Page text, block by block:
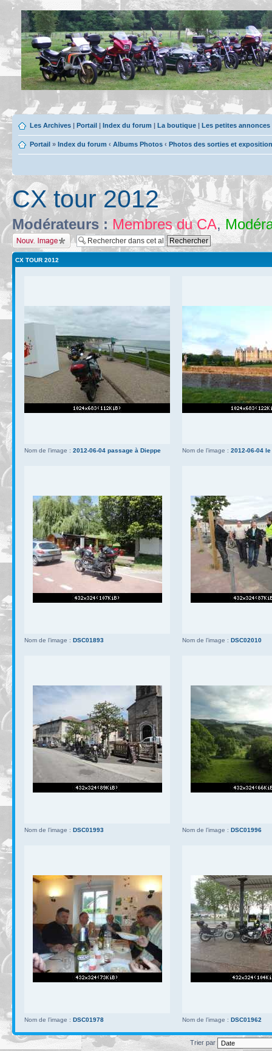
Les Archives | Portail | Index du forum | La boutique | Les petites
Portail » Index du forum ‹ Albums Photos ‹ Photos des sorties et
CX tour 2012
Modérateurs : Membres du CA,
Charger une image
CX TOUR 2012
Nom de l’image : 2012-06-04 passage à Dieppe Nom de l’image : 2012-06-04
Nom de l’image : DSC01893 Nom de l’image : DSC02010
Nom de l’image : DSC01993 Nom de l’image : DSC01996
Nom de l’image : DSC01978 Nom de l’image : DSC01962
Trier par